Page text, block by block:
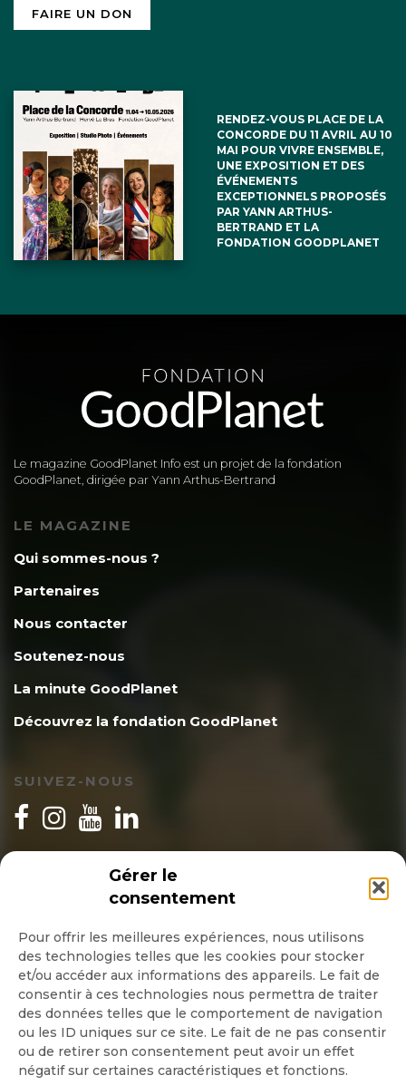
Gérer le
consentement
Pour offrir les meilleures expériences, nous utilisons
des technologies telles que les cookies pour stocker
et/ou accéder aux informations des appareils. Le fait de
consentir à ces technologies nous permettra de traiter
des données telles que le comportement de navigation
ou les ID uniques sur ce site. Le fait de ne pas consentir
ou de retirer son consentement peut avoir un effet
négatif sur certaines caractéristiques et fonctions.
FAIRE UN DON
RENDEZ-VOUS PLACE DE LA
CONCORDE DU 11 AVRIL AU 10
MAI POUR VIVRE ENSEMBLE,
UNE EXPOSITION ET DES
ÉVÉNEMENTS
EXCEPTIONNELS PROPOSÉS
PAR YANN ARTHUS-
BERTRAND ET LA
FONDATION GOODPLANET
Le magazine GoodPlanet Info est un projet de la fondation
GoodPlanet, dirigée par Yann Arthus-Bertrand
LE MAGAZINE
Qui sommes-nous ?
Partenaires
Nous contacter
Soutenez-nous
La minute GoodPlanet
Découvrez la fondation GoodPlanet
SUIVEZ-NOUS
INSCRIPTION NEWSLETTER
Quotidienne
Hebdo
OK